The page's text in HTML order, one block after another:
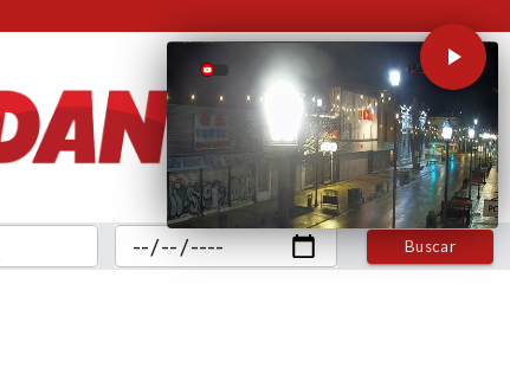
Buscar